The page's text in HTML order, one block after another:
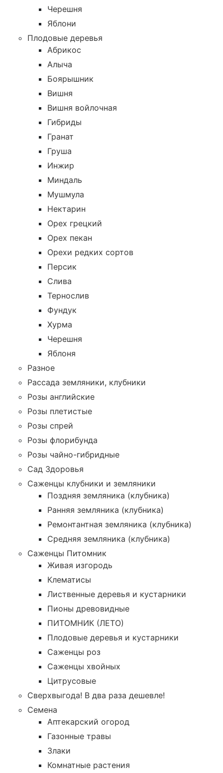
Черешня
Яблони
Плодовые деревья
Абрикос
Алыча
Боярышник
Вишня
Вишня войлочная
Гибриды
Гранат
Груша
Инжир
Миндаль
Мушмула
Нектарин
Орех грецкий
Орех пекан
Орехи редких сортов
Персик
Слива
Тернослив
Фундук
Хурма
Черешня
Яблоня
Разное
Рассада земляники, клубники
Розы английские
Розы плетистые
Розы спрей
Розы флорибунда
Розы чайно-гибридные
Сад Здоровья
Саженцы клубники и земляники
Поздняя земляника (клубника)
Ранняя земляника (клубника)
Ремонтантная земляника (клубника)
Средняя земляника (клубника)
Саженцы Питомник
Живая изгородь
Клематисы
Лиственные деревья и кустарники
Пионы древовидные
ПИТОМНИК (ЛЕТО)
Плодовые деревья и кустарники
Саженцы роз
Саженцы хвойных
Цитрусовые
Сверхвыгода! В два раза дешевле!
Семена
Аптекарский огород
Газонные травы
Злаки
Комнатные растения